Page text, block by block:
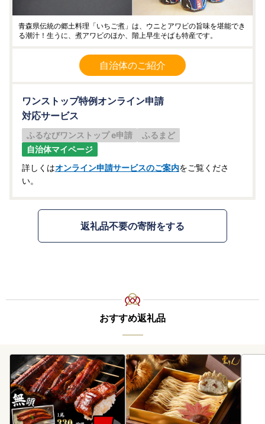
青森県伝統の郷土料理「いちご煮」は、ウニとアワビの旨味を堪能でき
る潮汁！生うに、煮アワビのほか、階上早生そばも特産です。
自治体のご紹介
ワンストップ特例オンライン申請
対応サービス
ふるなびワンストップ e申請
ふるまど
自治体マイページ
詳しくはオンライン申請サービスのご案内をご覧くださ
い。
返礼品不要の寄附をする
おすすめ返礼品